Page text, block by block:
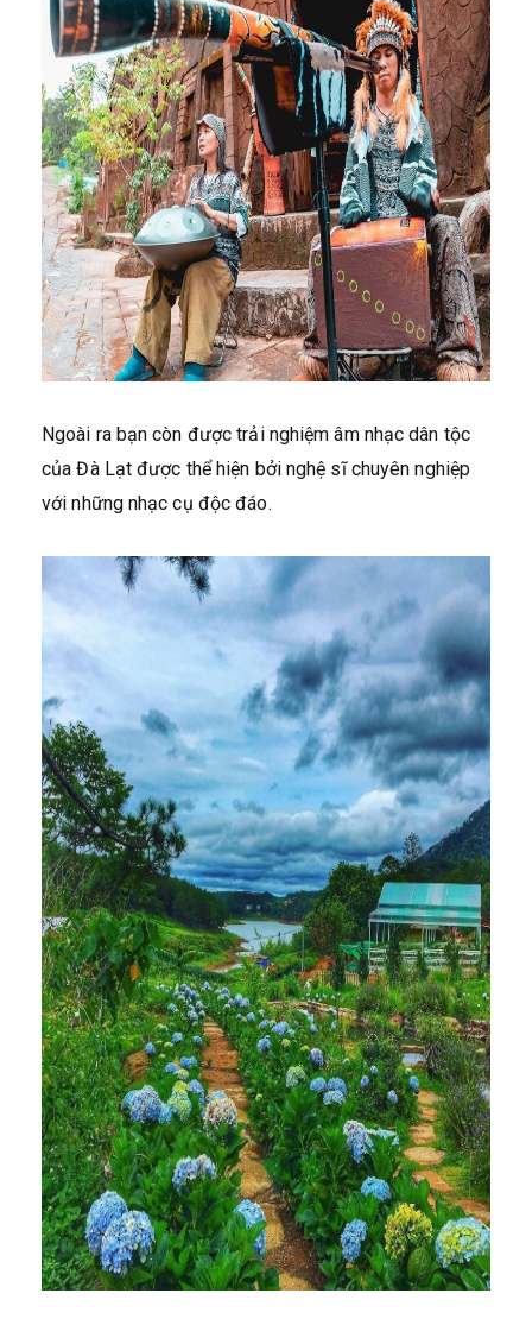
Ngoài ra bạn còn được trải nghiệm âm nhạc dân tộc
của Đà Lạt được thể hiện bởi nghệ sĩ chuyên nghiệp
với những nhạc cụ độc đáo.